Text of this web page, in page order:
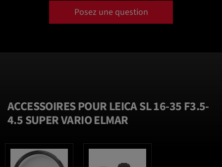
Posez une question
ACCESSOIRES POUR LEICA SL 16-35 F3.5-
4.5 SUPER VARIO ELMAR
favorite_border